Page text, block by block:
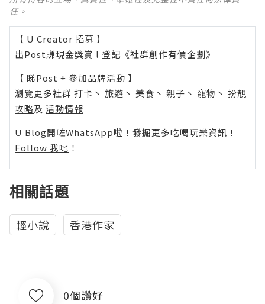
任。
【 U Creator 招募 】
出Post賺現金獎賞 l 登記《社群創作有價企劃》
【 睇Post + 參加品牌活動 】
瀏覽更多社群 打卡 丶 旅遊 丶 美食 丶 親子 丶 寵物 丶 扮靚
攻略及 活動情報
U Blog開咗WhatsApp啦！發掘更多吃喝玩樂資訊！
Follow 我哋 ！
相關話題
輕小說 香港作家
0個讚好